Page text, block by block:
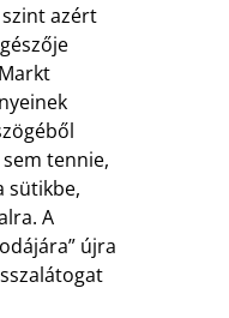
szint azért
tennie,
sütikbe,
A
újra